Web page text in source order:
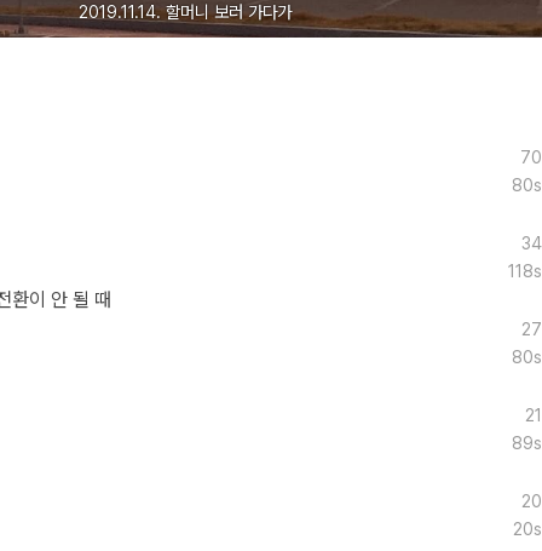
2019.11.14. 할머니 보러 가다가
70
80s
34
118s
환이 안 될 때
27
80s
21
89s
20
20s